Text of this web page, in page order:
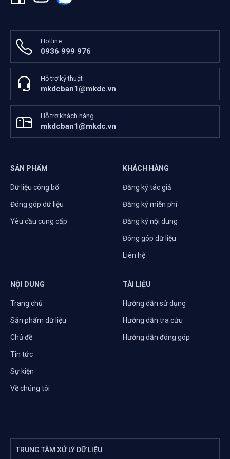
Hotline
0936 999 976
Hỗ trợ kỹ thuật
mkdcban1@mkdc.vn
Hỗ trợ khách hàng
mkdcban1@mkdc.vn
SẢN PHẨM
Dữ liệu công bố
Đóng góp dữ liệu
Yêu cầu cung cấp
KHÁCH HÀNG
Đăng ký tác giả
Đăng ký miễn phí
Đăng ký nội dung
Đóng góp dữ liệu
Liên hệ
NỘI DUNG
Trang chủ
Sản phẩm dữ liệu
Chủ đề
Tin tức
Sự kiện
Về chúng tôi
TÀI LIỆU
Hướng dẫn sử dụng
Hướng dẫn tra cứu
Hướng dẫn đóng góp
TRUNG TÂM XỬ LÝ DỮ LIỆU